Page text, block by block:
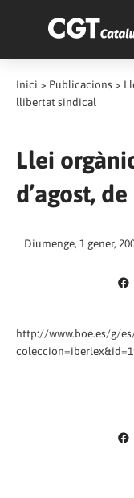
Inici > Publicacions >
llibertat sindical
Llei
d’agost,
Diumenge, 1 gener,
http://www.boe.es/g/